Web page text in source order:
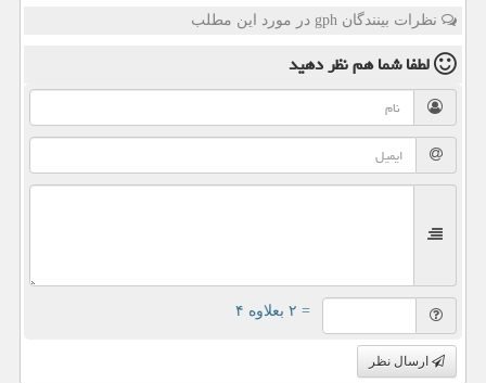
نظرات بینندگان gph در مورد این مطلب
لطفا شما همنظر دهید
= ۲ بعلاوه ۴
ارسال نظر